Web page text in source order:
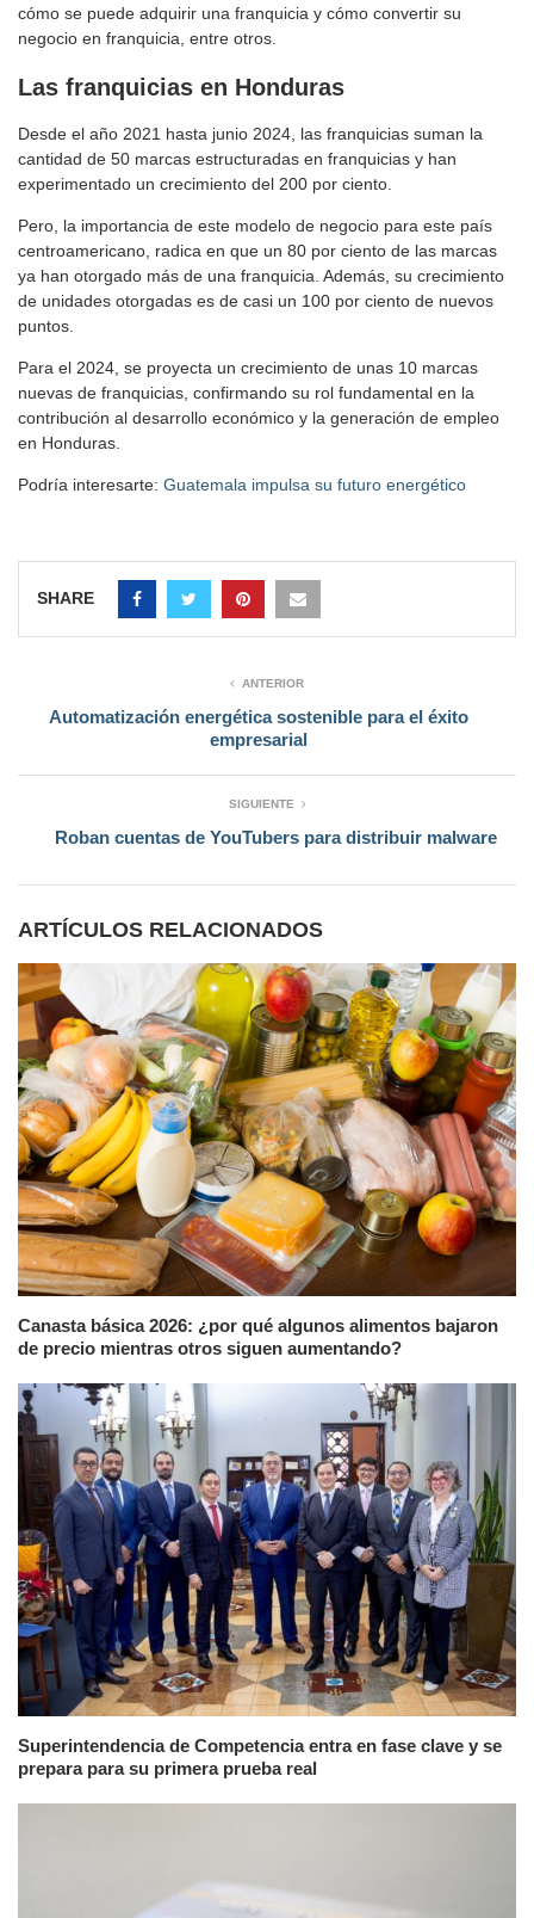
cómo se puede adquirir una franquicia y cómo convertir su
negocio en franquicia, entre otros.
Las franquicias en Honduras
Desde el año 2021 hasta junio 2024, las franquicias suman la
cantidad de 50 marcas estructuradas en franquicias y han
experimentado un crecimiento del 200 por ciento.
Pero, la importancia de este modelo de negocio para este país
centroamericano, radica en que un 80 por ciento de las marcas
ya han otorgado más de una franquicia. Además, su crecimiento
de unidades otorgadas es de casi un 100 por ciento de nuevos
puntos.
Para el 2024, se proyecta un crecimiento de unas 10 marcas
nuevas de franquicias, confirmando su rol fundamental en la
contribución al desarrollo económico y la generación de empleo
en Honduras.
Podría interesarte: Guatemala impulsa su futuro energético
SHARE
ANTERIOR
Automatización energética sostenible para el éxito
empresarial
SIGUIENTE
Roban cuentas de YouTubers para distribuir malware
ARTÍCULOS RELACIONADOS
Canasta básica 2026: ¿por qué algunos alimentos bajaron
de precio mientras otros siguen aumentando?
Superintendencia de Competencia entra en fase clave y se
prepara para su primera prueba real